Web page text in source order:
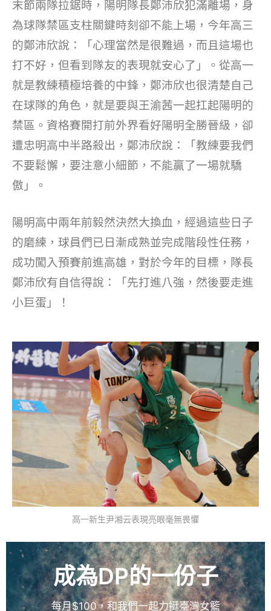
末節兩隊拉鋸時，陽明隊長鄭沛欣犯滿離場，身
為球隊禁區支柱關鍵時刻卻不能上場，今年高三
的鄭沛欣說：「心理當然是很難過，而且這場也
打不好，但看到隊友的表現就安心了」。從高一
就是教練積極培養的中鋒，鄭沛欣也很清楚自己
在球隊的角色，就是要與王渝茜一起扛起陽明的
禁區。資格賽開打前外界看好陽明全勝晉級，卻
遭忠明高中半路殺出，鄭沛欣說：「教練要我們
不要鬆懈，要注意小細節，不能贏了一場就驕
傲」。
陽明高中兩年前毅然決然大換血，經過這些日子
的磨練，球員們已日漸成熟並完成階段性任務，
成功闖入預賽前進高雄，對於今年的目標，隊長
鄭沛欣有自信得說：「先打進八強，然後要走進
小巨蛋」！
高一新生尹湘云表現亮眼毫無畏懼
成為DP的一份子
每月$100，和我們一起力挺臺灣女籃